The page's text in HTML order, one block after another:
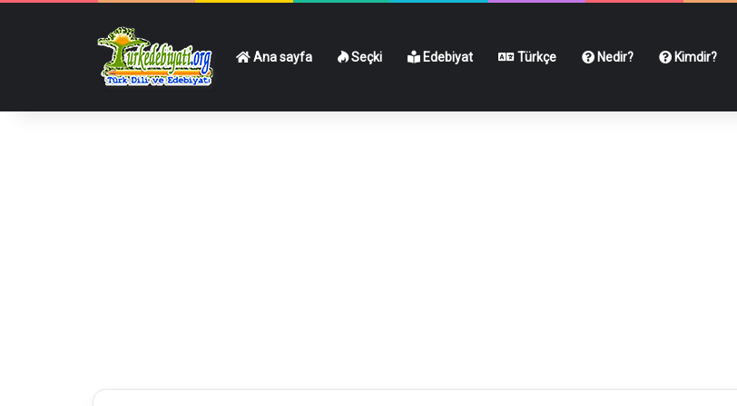
Ana sayfa Seçki Edebiyat Türkçe Nedir? Kimdir?